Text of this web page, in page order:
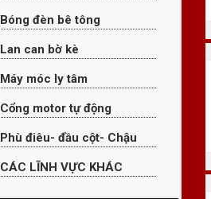
Bóng đèn bê tông
Lan can bờ kè
Máy móc ly tâm
Cổng motor tự động
Phù điêu- đầu cột- Chậu
CÁC LĨNH VỰC KHÁC